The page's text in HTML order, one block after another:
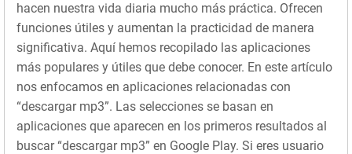
hacen nuestra vida diaria mucho más práctica. Ofrecen
funciones útiles y aumentan la practicidad de manera
significativa. Aquí hemos recopilado las aplicaciones
más populares y útiles que debe conocer. En este artículo
nos enfocamos en aplicaciones relacionadas con
“descargar mp3”. Las selecciones se basan en
aplicaciones que aparecen en los primeros resultados al
buscar “descargar mp3” en Google Play. Si eres usuario